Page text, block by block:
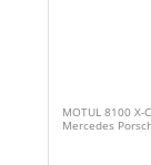
MOTUL 8100 X-
Mercedes